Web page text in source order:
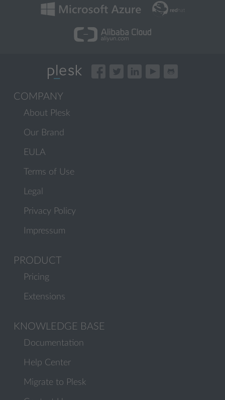
COMPANY
About Plesk
Our Brand
EULA
Terms of Use
Legal
Privacy Policy
Impressum
PRODUCT
Pricing
Extensions
KNOWLEDGE BASE
Documentation
Help Center
Migrate to Plesk